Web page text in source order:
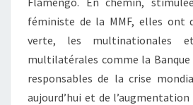
féministe de la MMF, elles ont
verte, les multinationales
multilatérales comme la
responsables de la crise
aujourd’hui et de